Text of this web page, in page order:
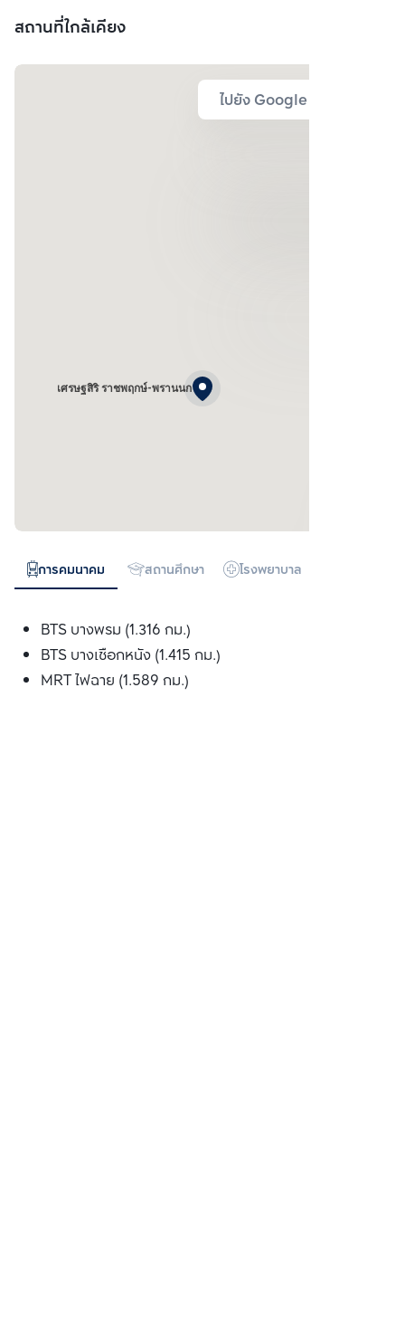
สถานที่ใกล้เคียง
ไปยัง Google Map
เศรษฐสิริ ราชพฤกษ์-พรานนก
การคมนาคม สถานศึกษา โรงพยาบาล
BTS บางพรม (1.316 กม.)
BTS บางเชือกหนัง (1.415 กม.)
MRT ไฟฉาย (1.589 กม.)